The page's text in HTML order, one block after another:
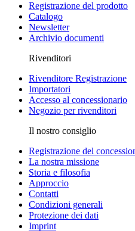
Registrazione del prodotto
Catalogo
Newsletter
Archivio documenti
Rivenditori
Rivenditore Registrazione
Importatori
Accesso al concessionario
Negozio per rivenditori
Il nostro consiglio
Registrazione del
La nostra missione
Storia e filosofia
Approccio
Contatti
Condizioni generali
Protezione dei dati
Imprint